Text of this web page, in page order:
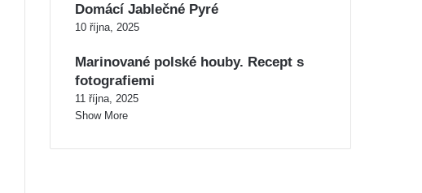
Domácí Jablečné Pyré
10 října, 2025
Marinované polské houby. Recept s
fotografiemi
11 října, 2025
Show More